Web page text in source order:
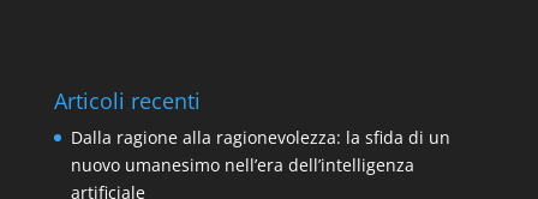
Articoli recenti
Dalla ragione alla ragionevolezza: la sfida di un
nuovo umanesimo nell’era dell’intelligenza
artificiale